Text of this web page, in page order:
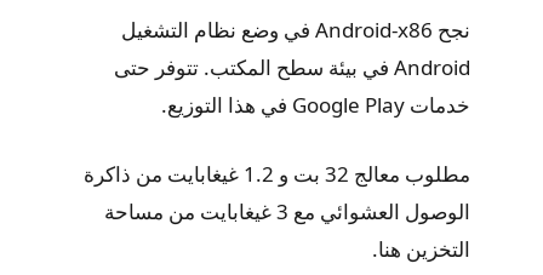
نجح Android-x86 في وضع نظام التشغيل
Android في بيئة سطح المكتب. تتوفر حتى
خدمات Google Play في هذا التوزيع.
مطلوب معالج 32 بت و 1.2 غيغابايت من ذاكرة
الوصول العشوائي مع 3 غيغابايت من مساحة
التخزين هنا.